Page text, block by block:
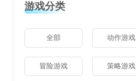
游戏分类
全部 动作游戏
冒险游戏 策略游戏